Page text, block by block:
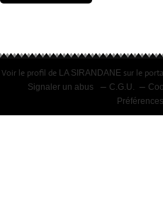
Voir le profil de LA SIRANDANE sur le
Signaler un abus
C.G.U.